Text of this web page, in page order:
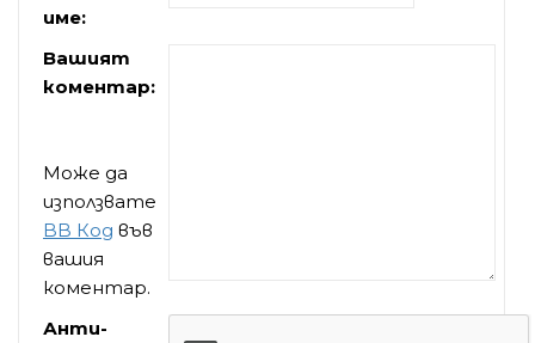
име:
Вашият
коментар:
Може да
използвате
BB Код във
вашия
коментар.
Анти-